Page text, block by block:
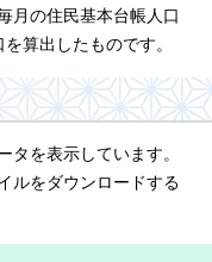
月の住民基本台帳人口
算出したものです。
タを表示しています。
ルをダウンロードする